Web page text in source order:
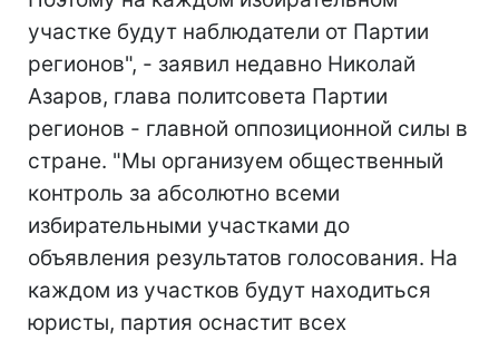
участке будут наблюдатели от Партии
регионов", - заявил недавно Николай
Азаров, глава политсовета Партии
регионов - главной оппозиционной силы в
стране. "Мы организуем общественный
контроль за абсолютно всеми
избирательными участками до
объявления результатов голосования. На
каждом из участков будут находиться
юристы, партия оснастит всех